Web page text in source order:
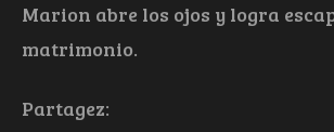
Marion abre los ojos y logra
matrimonio.
Partagez: